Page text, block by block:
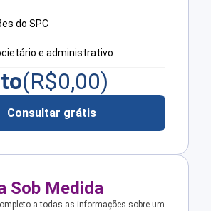
do SPC
e administrativo
(R$0,00)
Consultar grátis
Sob Medida
a todas as informações sobre um